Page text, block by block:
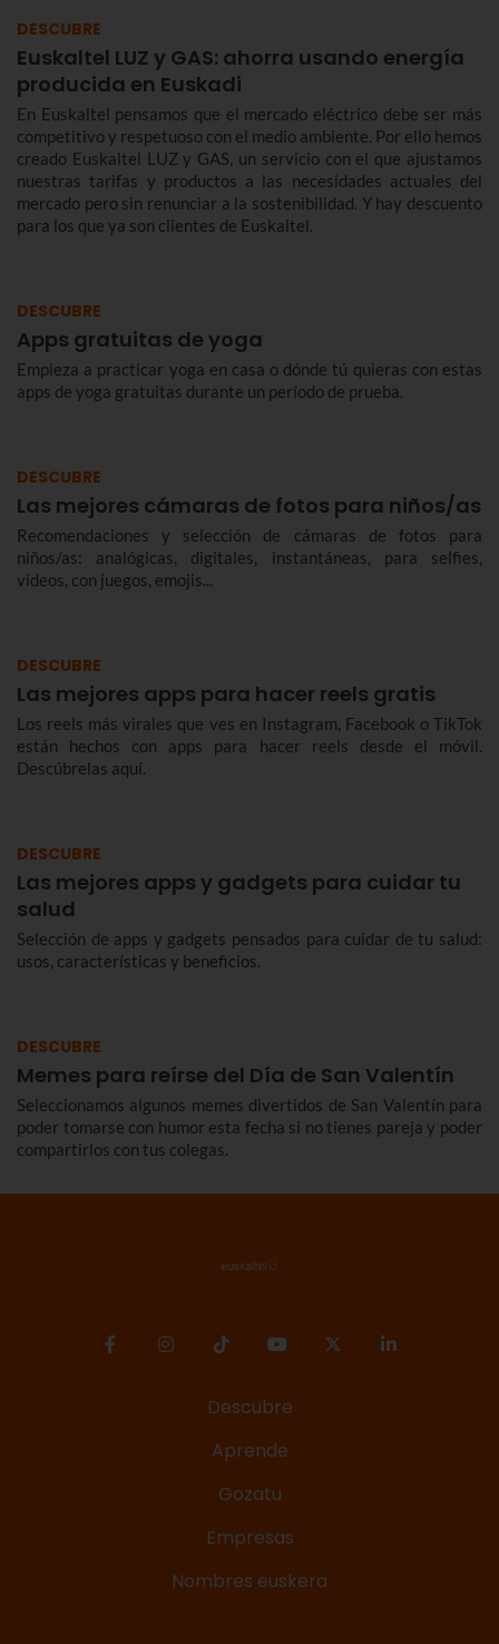
DESCUBRE
Euskaltel LUZ y GAS: ahorra usando energía
producida en Euskadi
En Euskaltel pensamos que el mercado eléctrico debe ser más
competitivo y respetuoso con el medio ambiente. Por ello hemos
creado Euskaltel LUZ y GAS, un servicio con el que ajustamos
nuestras tarifas y productos a las necesidades actuales del
mercado pero sin renunciar a la sostenibilidad. Y hay descuento
para los que ya son clientes de Euskaltel.
DESCUBRE
Apps gratuitas de yoga
Empieza a practicar yoga en casa o dónde tú quieras con estas
apps de yoga gratuitas durante un período de prueba.
DESCUBRE
Las mejores cámaras de fotos para niños/as
Recomendaciones y selección de cámaras de fotos para
niños/as: analógicas, digitales, instantáneas, para selfies,
vídeos, con juegos, emojis...
DESCUBRE
Las mejores apps para hacer reels gratis
Los reels más virales que ves en Instagram, Facebook o TikTok
están hechos con apps para hacer reels desde el móvil.
Descúbrelas aquí.
DESCUBRE
Las mejores apps y gadgets para cuidar tu
salud
Selección de apps y gadgets pensados para cuidar de tu salud:
usos, características y beneficios.
DESCUBRE
Memes para reírse del Día de San Valentín
Seleccionamos algunos memes divertidos de San Valentín para
poder tomarse con humor esta fecha si no tienes pareja y poder
compartirlos con tus colegas.
Descubre
Aprende
Gozatu
Empresas
Nombres euskera